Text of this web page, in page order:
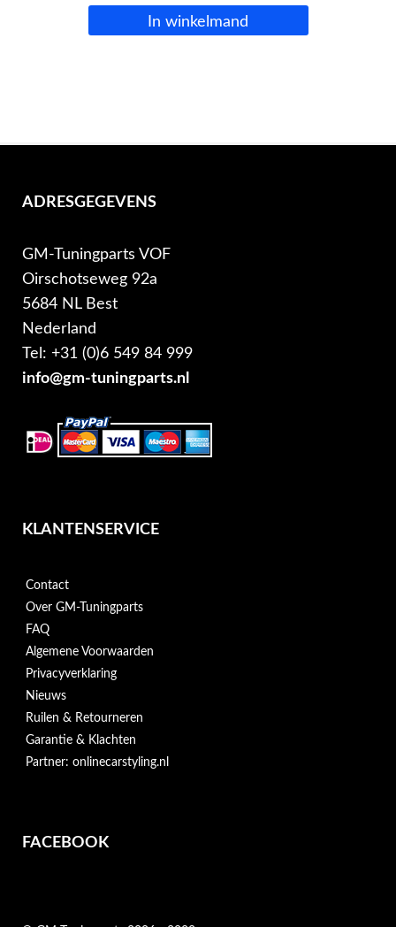
In winkelmand
ADRESGEGEVENS
GM-Tuningparts VOF
Oirschotseweg 92a
5684 NL Best
Nederland
Tel: +31 (0)6 549 84 999
info@gm-tuningparts.nl
KLANTENSERVICE
Contact
Over GM-Tuningparts
FAQ
Algemene Voorwaarden
Privacyverklaring
Nieuws
Ruilen & Retourneren
Garantie & Klachten
Partner: onlinecarstyling.nl
FACEBOOK